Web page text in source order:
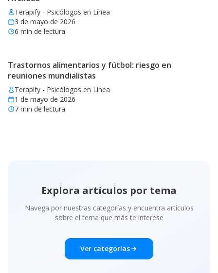
Terapify - Psicólogos en Línea
3 de mayo de 2026
6 min de lectura
Trastornos alimentarios y fútbol: riesgo en
reuniones mundialistas
Terapify - Psicólogos en Línea
1 de mayo de 2026
7 min de lectura
Explora artículos por tema
Navega por nuestras categorías y encuentra artículos
sobre el tema que más te interese
Ver categorías